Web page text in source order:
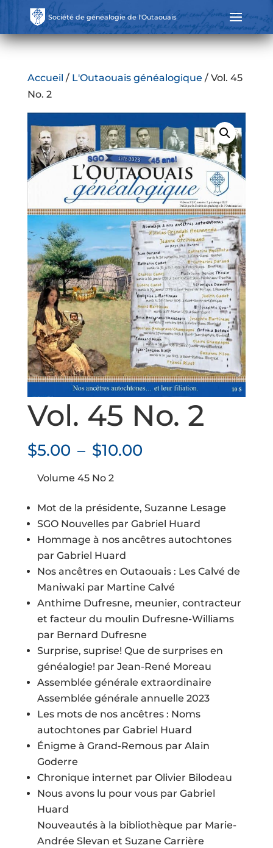
Société de généalogie de l'Outaouais
Accueil / L'Outaouais généalogique / Vol. 45
No. 2
Vol. 45 No. 2
$5.00 – $10.00Plage
$5.00
à
$10.00
Volume 45 No 2
Mot de la présidente, Suzanne Lesage
SGO Nouvelles par Gabriel Huard
Hommage à nos ancêtres autochtones
par Gabriel Huard
Nos ancêtres en Outaouais : Les Calvé de
Maniwaki par Martine Calvé
Anthime Dufresne, meunier, contracteur
et facteur du moulin Dufresne-Williams
par Bernard Dufresne
Surprise, suprise! Que de surprises en
généalogie! par Jean-René Moreau
Assemblée générale extraordinaire
Assemblée générale annuelle 2023
Les mots de nos ancêtres : Noms
autochtones par Gabriel Huard
Énigme à Grand-Remous par Alain
Goderre
Chronique internet par Olivier Bilodeau
Nous avons lu pour vous par Gabriel
Huard
Nouveautés à la bibliothèque par Marie-
Andrée Slevan et Suzane Carrière